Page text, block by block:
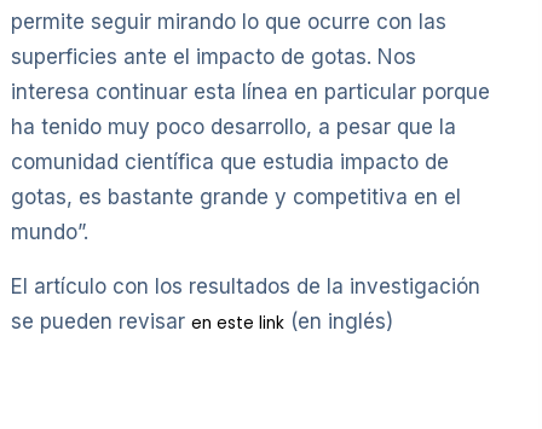
permite seguir mirando lo que ocurre con las
superficies ante el impacto de gotas. Nos
interesa continuar esta línea en particular porque
ha tenido muy poco desarrollo, a pesar que la
comunidad científica que estudia impacto de
gotas, es bastante grande y competitiva en el
mundo”.
El artículo con los resultados de la investigación
se pueden revisar en este link (en inglés)